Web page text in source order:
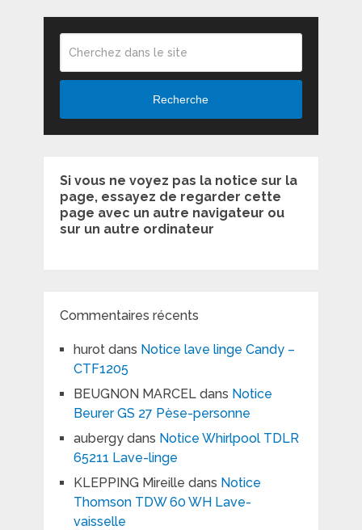
Recherche
Si vous ne voyez pas la notice sur la
page, essayez de regarder cette
page avec un autre navigateur ou
sur un autre ordinateur
Commentaires récents
hurotdans Notice lave linge Candy –
CTF1205
BEUGNON MARCELdans Notice
Beurer GS 27 Pèse-personne
aubergydans Notice Whirlpool TDLR
65211 Lave-linge
KLEPPING Mireille dans Notice
Thomson TDW 60 WH Lave-
vaisselle